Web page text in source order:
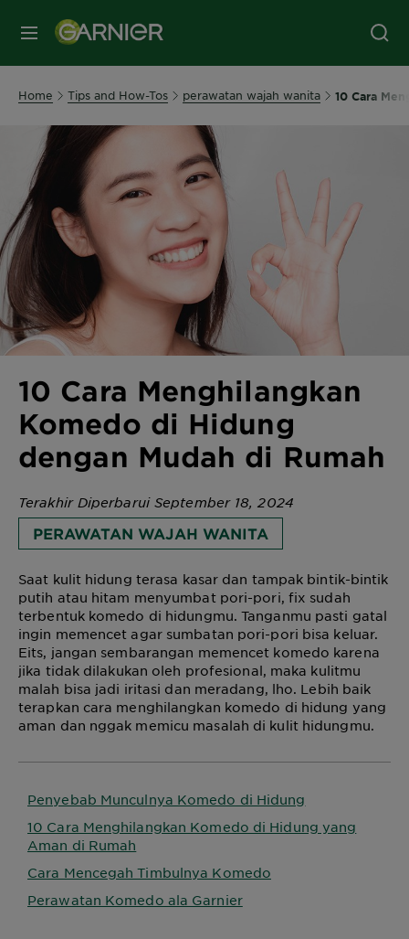
MENU
Home Tips and How-Tos perawatan wajah wanita 10 Cara
10 Cara Menghilangkan
Komedo di Hidung
dengan Mudah di Rumah
Terakhir Diperbarui September 18, 2024
PERAWATAN WAJAH WANITA
Saat kulit hidung terasa kasar dan tampak bintik-bintik
putih atau hitam menyumbat pori-pori, fix sudah
terbentuk komedo di hidungmu. Tanganmu pasti gatal
ingin memencet agar sumbatan pori-pori bisa keluar.
Eits, jangan sembarangan memencet komedo karena
jika tidak dilakukan oleh profesional, maka kulitmu
malah bisa jadi iritasi dan meradang, lho. Lebih baik
terapkan cara menghilangkan komedo di hidung yang
aman dan nggak memicu masalah di kulit hidungmu.
Penyebab Munculnya Komedo di Hidung
10 Cara Menghilangkan Komedo di Hidung yang
Aman di Rumah
Cara Mencegah Timbulnya Komedo
Perawatan Komedo ala Garnier